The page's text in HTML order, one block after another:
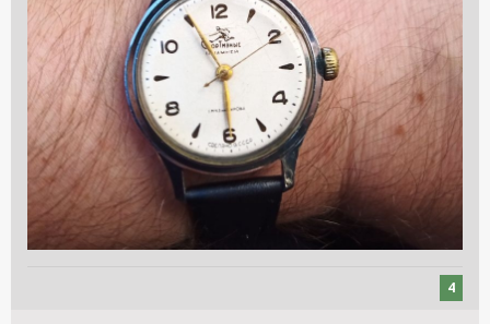
No cóż w stadzie nie wygląda najgorzej.
4